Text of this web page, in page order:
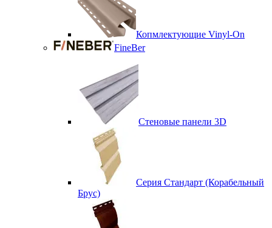
Копмлектующие Vinyl-On
FineBer
Стеновые панели 3D
Серия Стандарт (Корабельный
Брус)